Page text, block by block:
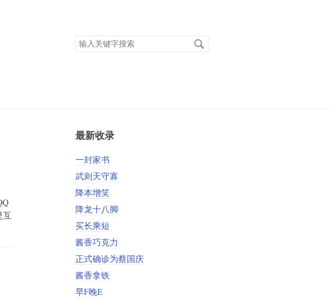
搜
互
最新收录
一封家书
武则天守寡
降本增笑
降龙十八脚
买长乘短
酱香巧克力
正式确诊为蔡国庆
酱香拿铁
早F晚E